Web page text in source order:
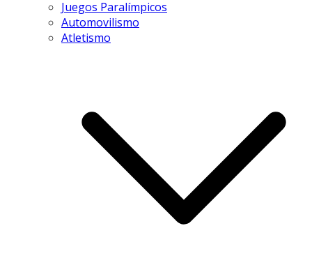
Juegos Paralímpicos
Automovilismo
Atletismo